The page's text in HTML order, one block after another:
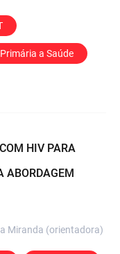
a Saúde
HIV PARA
ABORDAGEM
Miranda (orientadora)